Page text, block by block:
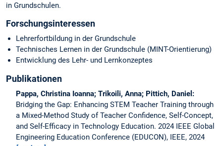
in Grundschulen.
Forschungsinteressen
Lehrerfortbildung in der Grundschule
Technisches Lernen in der Grundschule (MINT-Orientierung)
Entwicklung des Lehr- und Lernkonzeptes
Publikationen
Pappa, Christina Ioanna; Trikoili, Anna; Pittich, Daniel:
Bridging the Gap: Enhancing STEM Teacher Training through
a Mixed-Method Study of Teacher Confidence, Self-Concept,
and Self-Efficacy in Technology Education. 2024 IEEE Global
Engineering Education Conference (EDUCON), IEEE, 2024